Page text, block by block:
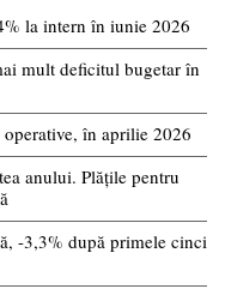
la intern în iunie 2026
mult deficitul bugetar în
în aprilie 2026
anului. Plățile pentru
-3,3% după primele cinci